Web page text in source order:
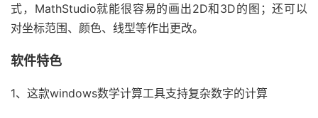
式，MathStudio就能很容易的画出2D和3D的图；还可以
对坐标范围、颜色、线型等作出更改。
软件特色
1、这款windows数学计算工具支持复杂数字的计算